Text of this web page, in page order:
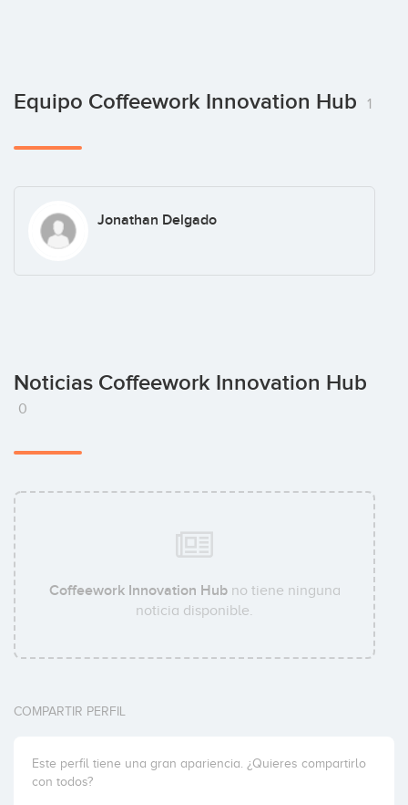
Equipo Coffeework Innovation Hub 1
Jonathan Delgado
Noticias Coffeework Innovation Hub
0
Coffeework Innovation Hubno tiene ninguna
noticia disponible.
COMPARTIR PERFIL
Este perfil tiene una gran apariencia. ¿Quieres compartirlo
con todos?